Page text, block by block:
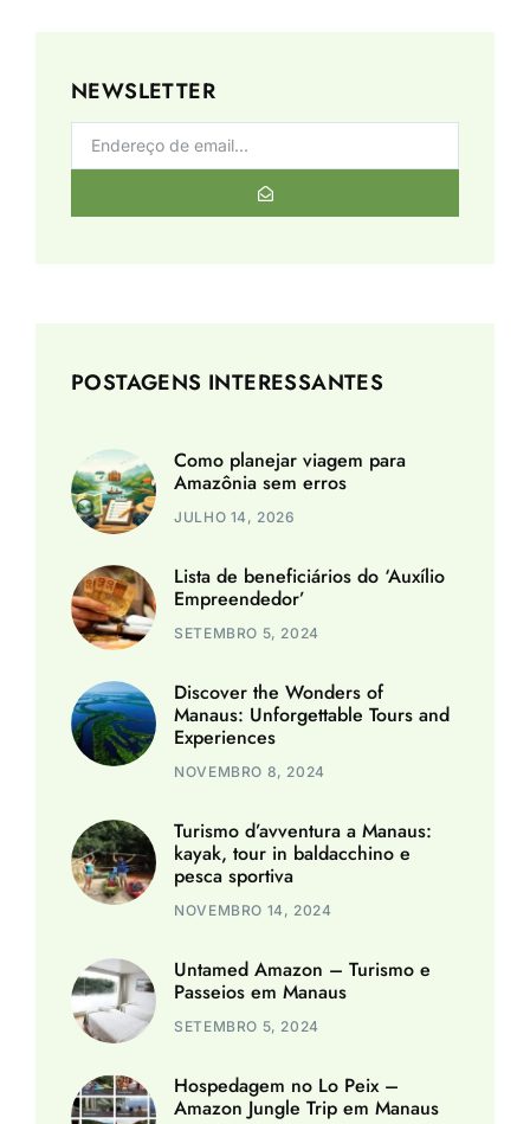
NEWSLETTER
POSTAGENS INTERESSANTES
Como planejar viagem para
Amazônia sem erros
JULHO 14, 2026
Lista de beneficiários do ‘Auxílio
Empreendedor’
SETEMBRO 5, 2024
Discover the Wonders of
Manaus: Unforgettable Tours and
Experiences
NOVEMBRO 8, 2024
Turismo d’avventura a Manaus:
kayak, tour in baldacchino e
pesca sportiva
NOVEMBRO 14, 2024
Untamed Amazon – Turismo e
Passeios em Manaus
SETEMBRO 5, 2024
Hospedagem no Lo Peix –
Amazon Jungle Trip em Manaus